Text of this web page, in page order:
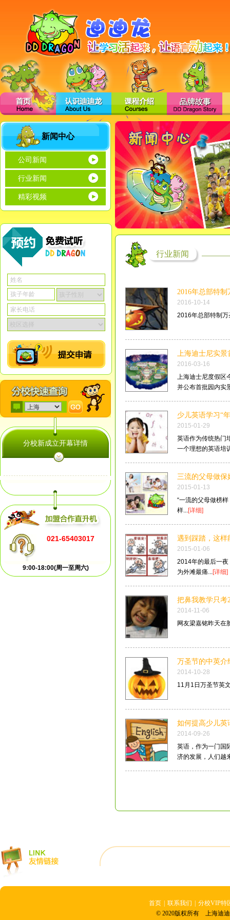
新闻中心
公司新闻
行业新闻
精彩视频
分校新成立开幕详情
021-65403017
9:00-18:00(周一至周六)
行业新闻
2016年总部特
2016-10-14
2016年总部特制万
上海迪士尼实景
2016-03-16
上海迪士尼度假区
并公布首批园内实
少儿英语学习“
2015-01-29
英语作为传统热门
一个理想的英语培
2015-01-13
“一流的父母做榜
样...[详细]
遇到踩踏，这样
2015-01-06
2014年的最后一
为外滩最痛...[详细]
把鼻我教学只考
2014-11-06
网友梁嘉铭昨天在
万圣节的中英介
2014-10-28
11月1日万圣节英
如何提高少儿英
2014-09-26
英语，作为一门国
济的发展，人们越
首页 联系我们
分校VIP特
© 2020版权所有 上海迪